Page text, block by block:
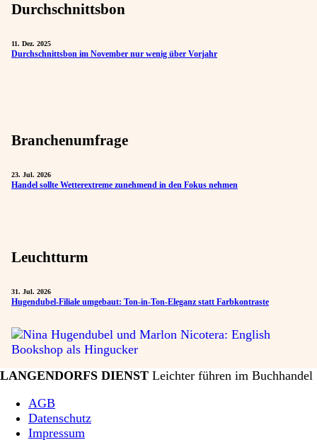
Durchschnittsbon
11. Dez. 2025
Durchschnittsbon im November nur wenig über Vorjahr
Branchenumfrage
23. Jul. 2026
Handel sollte Wetterextreme zunehmend in den Fokus nehmen
Leuchtturm
31. Jul. 2026
Hugendubel-Filiale umgebaut: Ton-in-Ton-Eleganz statt Farbkontraste
LANGENDORFS DIENST Leichter führen im Buchhandel
AGB
Datenschutz
Impressum